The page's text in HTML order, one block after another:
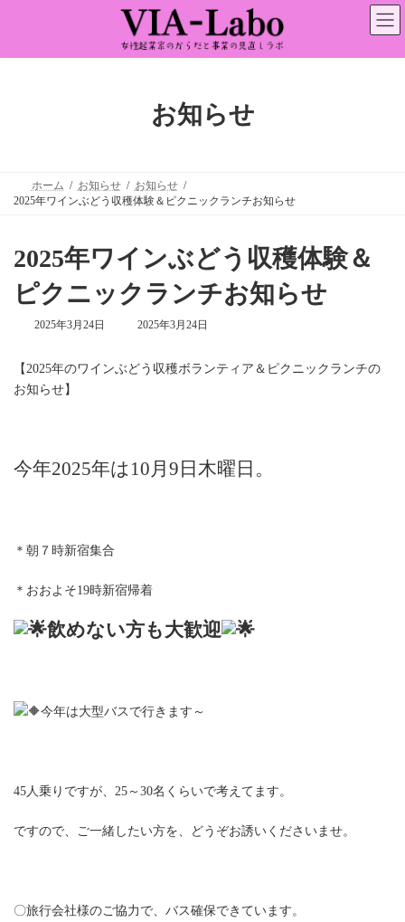
ン
ー
お知らせ
ホーム お知らせ
お知らせ
2025年ワインぶどう収穫体験＆ピクニックランチお知らせ
2025年ワインぶどう収穫体験＆
ピクニックランチお知らせ
2025年3月24日
最
新
2025年3月24日
【2025年のワインぶどう収穫ボランティア＆ピクニックランチの
お知らせ】
今年2025年は10月9日木曜日。
＊朝７時新宿集合
＊おおよそ19時新宿帰着ㅤㅤ
飲めない方も大歓迎
今年は大型バスで行きます～ㅤㅤㅤ
45人乗りですが、25～30名くらいで考えてます。
ですので、ご一緒したい方を、どうぞお誘いくださいませ。ㅤ
〇旅行会社様のご協力で、バス確保できています。